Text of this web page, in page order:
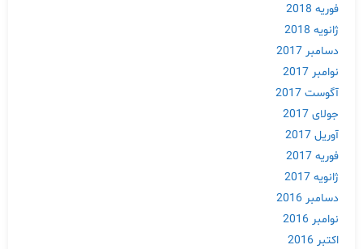
فوریه 2018
ژانویه 2018
دسامبر 2017
نوامبر 2017
آگوست 2017
جولای 2017
آوریل 2017
فوریه 2017
ژانویه 2017
دسامبر 2016
نوامبر 2016
اکتبر 2016